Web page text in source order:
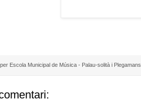
Escola Municipal de Música - Palau-solità i Plegamans